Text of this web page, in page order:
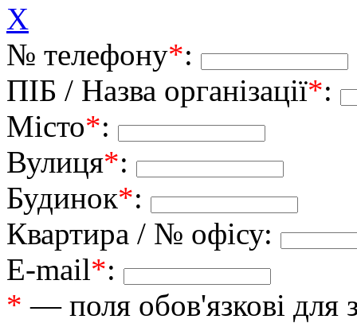
X
№ телефону*:
ПІБ / Назва організації*:
Місто*:
Вулиця*:
Будинок*:
Квартира / № офісу:
E-mail*:
* — поля обов'язкові для